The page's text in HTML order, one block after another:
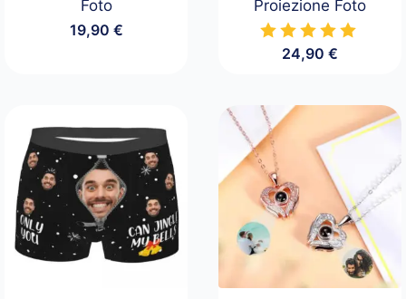
Foto
19,90 €
Proiezione Foto
24,90 €